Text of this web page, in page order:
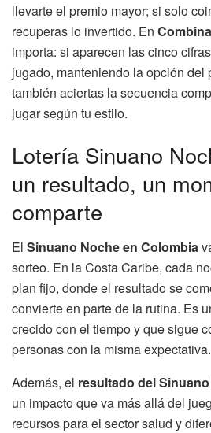
llevarte el premio mayor; si solo
recuperas lo invertido. En
importa: si aparecen las cinco
jugado, manteniendo la opción del
también aciertas la secuencia
jugar según tu estilo.
Lotería Sinuano
un resultado, un
comparte
El Sinuano Noche en Colombia
sorteo. En la Costa Caribe, cada
plan fijo, donde el resultado se
convierte en parte de la rutina. Es
crecido con el tiempo y que sigue
personas con la misma expectativa.
Además, el resultado del
un impacto que va más allá del
recursos para el sector salud y